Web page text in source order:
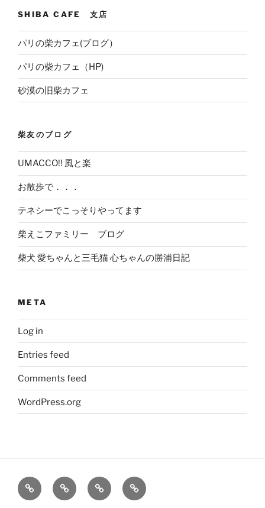
SHIBA CAFE 支店
パリの柴カフェ(ブログ）
パリの柴カフェ（HP)
砂漠の旧柴カフェ
柴友のブログ
UMACCO!! 風と楽
お散歩で．．．
テネシーでこっそりやってます
柴えこファミリー ブログ
柴犬 愛ちゃんと三毛猫 心ちゃんの勝浦日記
META
Log in
Entries feed
Comments feed
WordPress.org
大
輔
姫
の
旅
レ
笑
う